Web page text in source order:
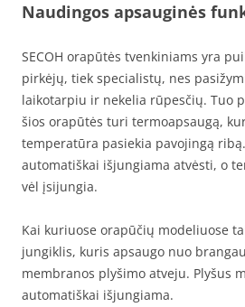
Naudingos apsauginės
SECOH orapūtės tvenkiniams yra
pirkėjų, tiek specialistų, nes
laikotarpiu ir nekelia rūpesčių. Tuo
šios orapūtės turi termoapsaugą,
temperatūra pasiekia pavojingą
automatiškai išjungiama atvėsti, o
vėl įsijungia.
Kai kuriuose orapūčių modeliuose
jungiklis, kuris apsaugo nuo
membranos plyšimo atveju. Plyšus
automatiškai išjungiama.